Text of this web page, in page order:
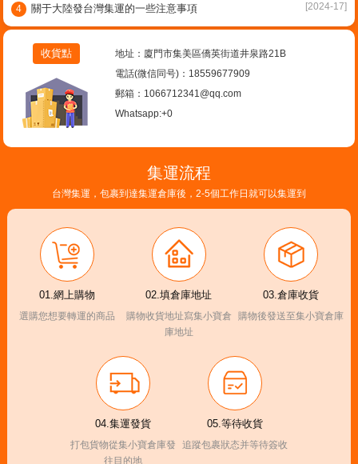
4 關于大陸發台灣集運的一些注意事項 [2024-17]
收貨點
地址：廈門市集美區僑英街道井泉路21B
電話(微信同号)：18559677909
郵箱：1066712341@qq.com
Whatsapp:+0
集運流程
台灣集運，包裹到達集運倉庫後，2-5個工作日就可以集運到
01.網上購物
選購您想要轉運的商品
02.填倉庫地址
購物收貨地址寫集小寶倉
庫地址
03.倉庫收貨
購物後發送至集小寶倉庫
04.集運發貨
打包貨物從集小寶倉庫發
往目的地
05.等待收貨
追蹤包裹狀态并等待簽收